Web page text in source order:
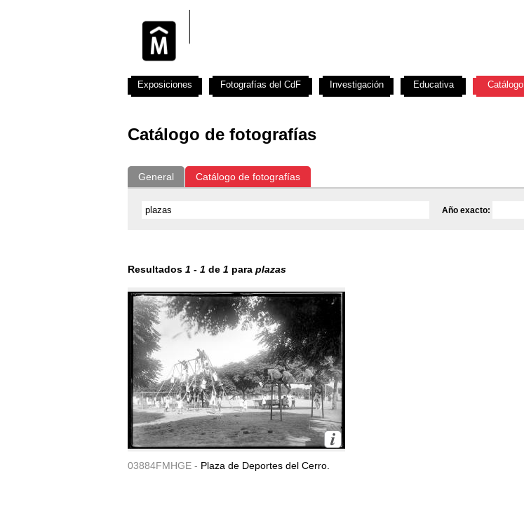
Catálogo de fotografías
General Catálogo de fotografías
Año exacto:
Resultados 1 - 1 de 1 para plazas
03884FMHGE - Plaza de Deportes del Cerro.
Exposiciones Fotografías del CdF Investigación Educativa Catálogo